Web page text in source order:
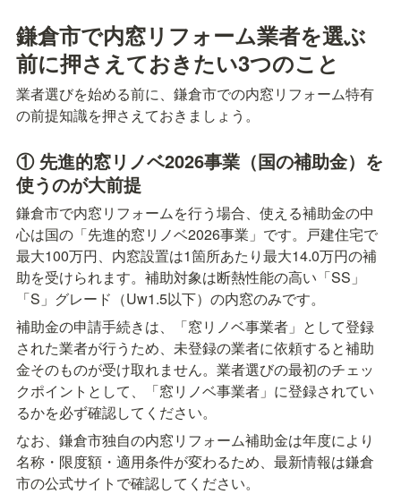
鎌倉市で内窓リフォーム業者を選ぶ
前に押さえておきたい3つのこと
業者選びを始める前に、鎌倉市での内窓リフォーム特有
の前提知識を押さえておきましょう。
① 先進的窓リノベ2026事業（国の補助金）を
使うのが大前提
鎌倉市で内窓リフォームを行う場合、使える補助金の中
心は国の「先進的窓リノベ2026事業」です。戸建住宅で
最大100万円、内窓設置は1箇所あたり最大14.0万円の補
助を受けられます。補助対象は断熱性能の高い「SS」
「S」グレード（Uw1.5以下）の内窓のみです。
補助金の申請手続きは、「窓リノベ事業者」として登録
された業者が行うため、未登録の業者に依頼すると補助
金そのものが受け取れません。業者選びの最初のチェッ
クポイントとして、「窓リノベ事業者」に登録されてい
るかを必ず確認してください。
なお、鎌倉市独自の内窓リフォーム補助金は年度により
名称・限度額・適用条件が変わるため、最新情報は鎌倉
市の公式サイトで確認してください。